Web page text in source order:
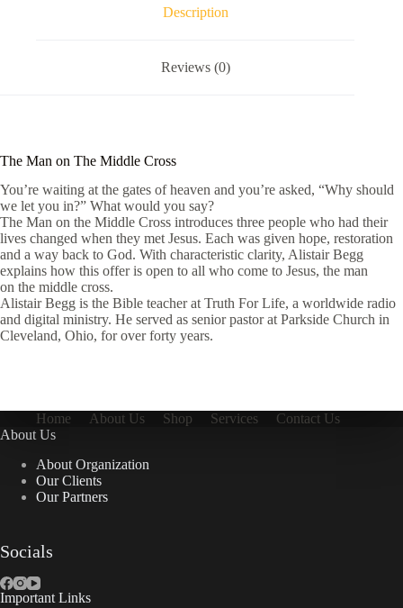
Description
Reviews (0)
The Man on The Middle Cross
You’re waiting at the gates of heaven and you’re asked, “Why should
we let you in?” What would you say?
The Man on the Middle Cross introduces three people who had their
lives changed when they met Jesus. Each was given hope, restoration
and a way back to God. With characteristic clarity, Alistair Begg
explains how this offer is open to all who come to Jesus, the man
on the middle cross.
Alistair Begg is the Bible teacher at Truth For Life, a worldwide radio
and digital ministry. He served as senior pastor at Parkside Church in
Cleveland, Ohio, for over forty years.
Home About Us Shop Services
Contact Us
About Us
About Organization
Our Clients
Our Partners
Socials
Important Links